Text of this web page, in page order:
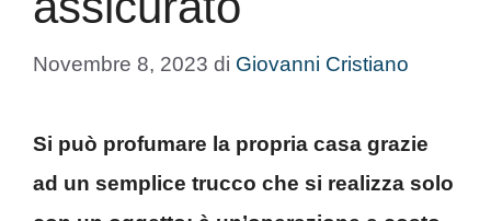
Novembre 8, 2023 di Giovanni Cristiano
Si può profumare la propria casa grazie
ad un semplice trucco che si realizza solo